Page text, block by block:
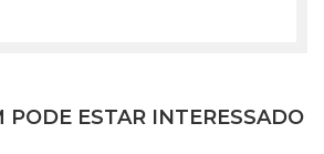
PODE ESTAR INTERESSADO